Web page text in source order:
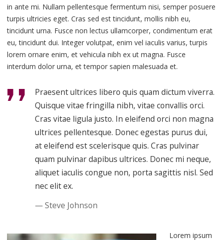
in ante mi. Nullam pellentesque fermentum nisi, semper posuere
turpis ultricies eget. Cras sed est tincidunt, mollis nibh eu,
tincidunt urna. Fusce non lectus ullamcorper, condimentum erat
eu, tincidunt dui. Integer volutpat, enim vel iaculis varius, turpis
lorem ornare enim, et vehicula nibh ex ut magna. Fusce
interdum dolor urna, et tempor sapien malesuada et.
Praesent ultrices libero quis quam dictum viverra.
Quisque vitae fringilla nibh, vitae convallis orci.
Cras vitae ligula justo. In eleifend orci non magna
ultrices pellentesque. Donec egestas purus dui,
at eleifend est scelerisque quis. Cras pulvinar
quam pulvinar dapibus ultrices. Donec mi neque,
aliquet iaculis congue non, porta sagittis nisl. Sed
nec elit ex.
Steve Johnson
Lorem ipsum